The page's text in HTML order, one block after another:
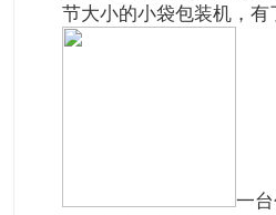
节大小的小袋包装机，
一